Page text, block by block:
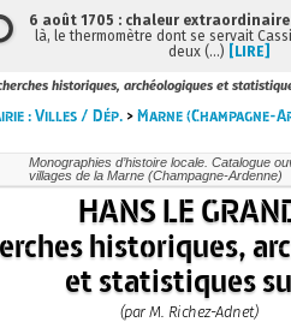
historiques, archéologiques et
: Villes / Dép. >Marne (Champagne-
Monographies d’histoire locale. Catalogue
villages de la Marne (Champagne-Ardenne)
HANS LE
historiques,
et statistiques
(par M. Richez-Adnet)
6 août 1705 : chaleur
là, le thermomètre dont se servait
deux (…) [LIRE]